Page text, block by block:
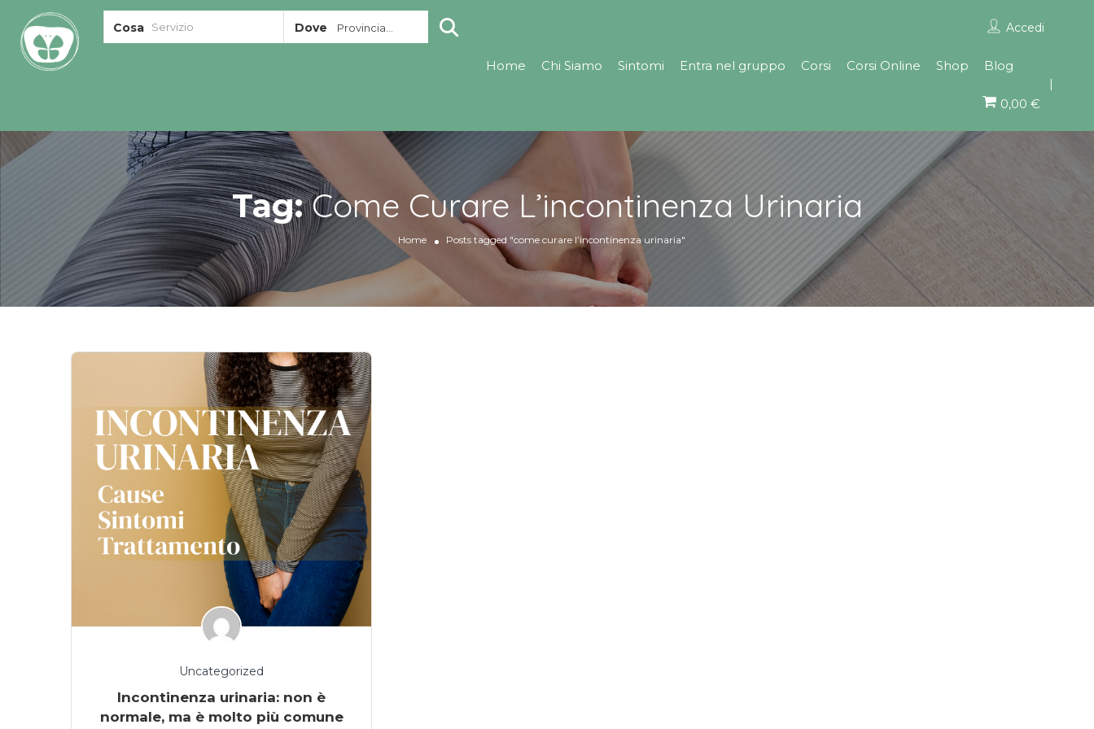
Cosa Dove Provincia... Accedi
Home Chi Siamo Sintomi Entra nel gruppo Corsi Corsi Online Shop Blog
0,00 €
Tag:Come Curare L’incontinenza Urinaria
Home Posts tagged "come curare l’incontinenza urinaria"
Uncategorized
Incontinenza urinaria: non è
normale, ma è molto più comune